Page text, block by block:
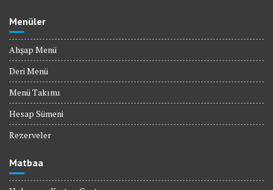
Menüler
Ahşap Menü
Deri Menü
Menü Takımı
Hesap Sümeni
Rezerveler
Matbaa